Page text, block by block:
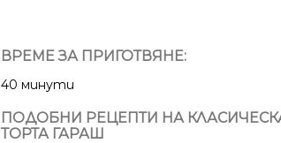
ВРЕМЕ ЗА ПРИГОТВЯНЕ:
40 минути
ПОДОБНИ РЕЦЕПТИ НА
ТОРТА ГАРАШ